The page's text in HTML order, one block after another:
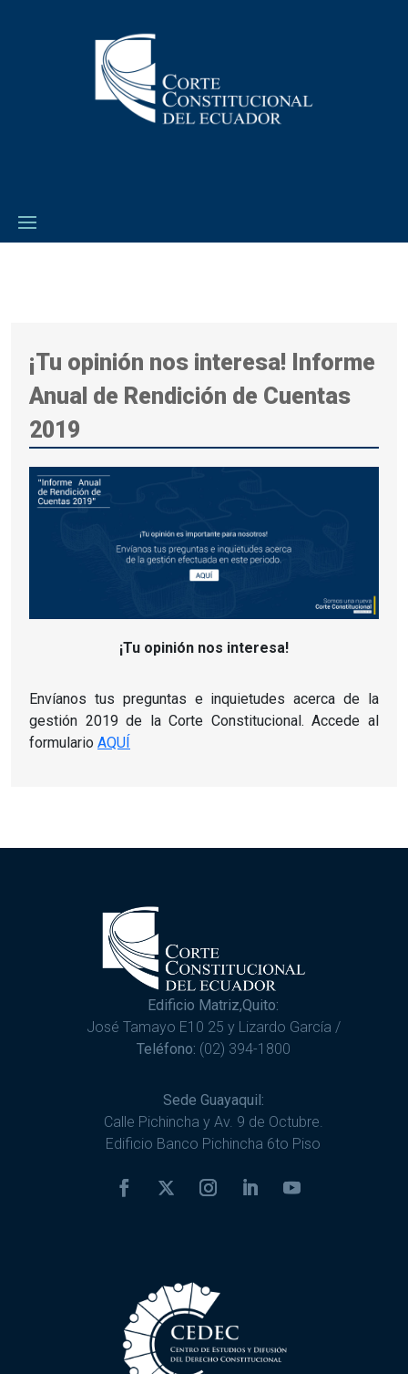
¡Tu opinión nos interesa! Informe
Anual de Rendición de Cuentas
2019
¡Tu opinión nos interesa!
Envíanos tus preguntas e inquietudes acerca de la
gestión 2019 de la Corte Constitucional. Accede al
formulario AQUÍ
Edificio Matriz,Quito:
José Tamayo E10 25 y Lizardo García /
Teléfono: (02) 394-1800
Sede Guayaquil:
Calle Pichincha y Av. 9 de Octubre.
Edificio Banco Pichincha 6to Piso